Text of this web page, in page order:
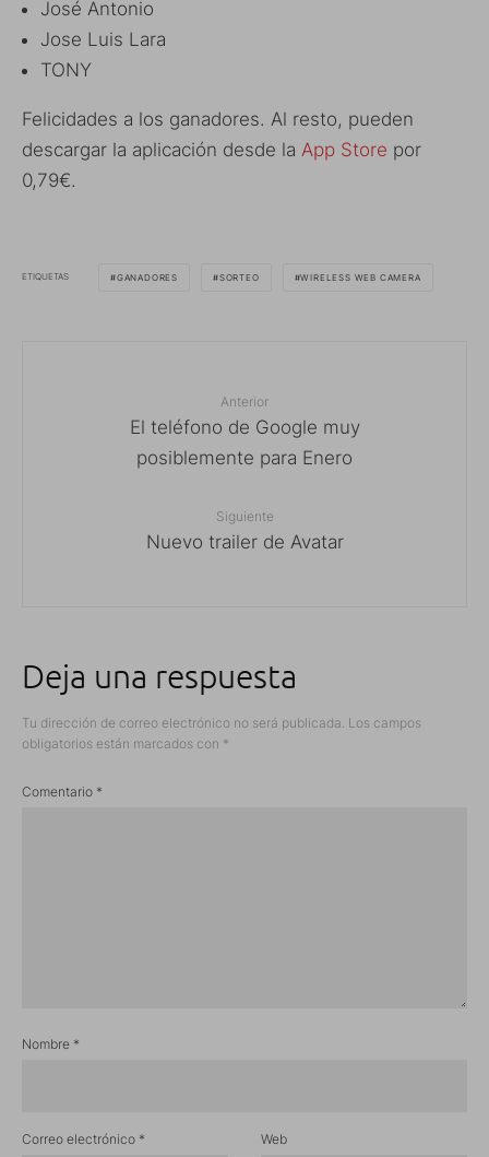
José Antonio
Jose Luis Lara
TONY
Felicidades a los ganadores. Al resto, pueden
descargar la aplicación desde la App Store por
0,79€.
ETIQUETAS GANADORES SORTEO WIRELESS WEB CAMERA
Anterior
El teléfono de Google muy
posiblemente para Enero
Siguiente
Nuevo trailer de Avatar
Deja una respuesta
Tu dirección de correo electrónico no será publicada. Los campos
obligatorios están marcados con *
Comentario *
Nombre *
Correo electrónico * Web